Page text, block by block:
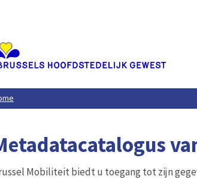
Mobiliteit biedt u toegang tot zijn